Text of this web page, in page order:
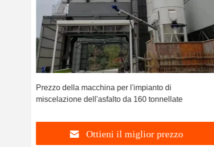
Prezzo della macchina per l'impianto di
miscelazione dell'asfalto da 160 tonnellate
Ottieni il miglior prezzo